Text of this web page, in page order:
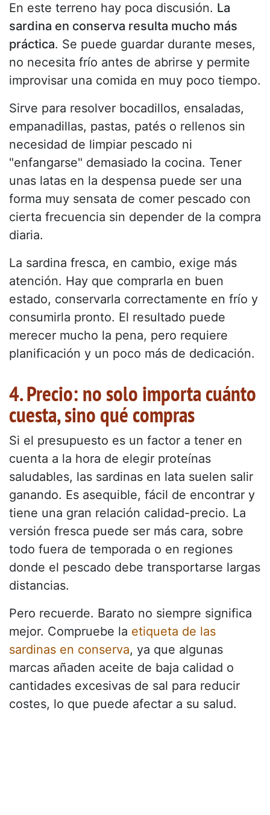
En este terreno hay poca discusión. La
sardina en conserva resulta mucho más
práctica. Se puede guardar durante meses,
no necesita frío antes de abrirse y permite
improvisar una comida en muy poco tiempo.
Sirve para resolver bocadillos, ensaladas,
empanadillas, pastas, patés o rellenos sin
necesidad de limpiar pescado ni
"enfangarse" demasiado la cocina. Tener
unas latas en la despensa puede ser una
forma muy sensata de comer pescado con
cierta frecuencia sin depender de la compra
diaria.
La sardina fresca, en cambio, exige más
atención. Hay que comprarla en buen
estado, conservarla correctamente en frío y
consumirla pronto. El resultado puede
merecer mucho la pena, pero requiere
planificación y un poco más de dedicación.
4. Precio: no solo importa cuánto
cuesta, sino qué compras
Si el presupuesto es un factor a tener en
cuenta a la hora de elegir proteínas
saludables, las sardinas en lata suelen salir
ganando. Es asequible, fácil de encontrar y
tiene una gran relación calidad-precio. La
versión fresca puede ser más cara, sobre
todo fuera de temporada o en regiones
donde el pescado debe transportarse largas
distancias.
Pero recuerde. Barato no siempre significa
mejor. Compruebe la etiqueta de las
sardinas en conserva, ya que algunas
marcas añaden aceite de baja calidad o
cantidades excesivas de sal para reducir
costes, lo que puede afectar a su salud.